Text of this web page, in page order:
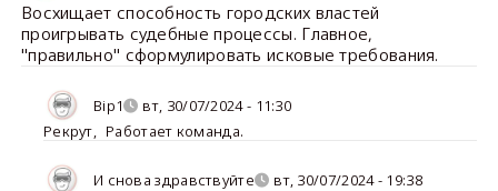
Восхищает способность городских властей
проигрывать судебные процессы. Главное,
"правильно" сформулировать исковые требования.
Bip1
вт, 30/07/2024 - 11:30
Рекрут, Работает команда.
И снова здравствуйте
вт, 30/07/2024 - 19:38